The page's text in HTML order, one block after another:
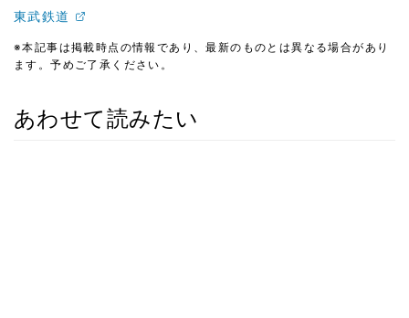
東武鉄道
※本記事は掲載時点の情報であり、最新のものとは異なる場合があり
ます。予めご了承ください。
あわせて読みたい